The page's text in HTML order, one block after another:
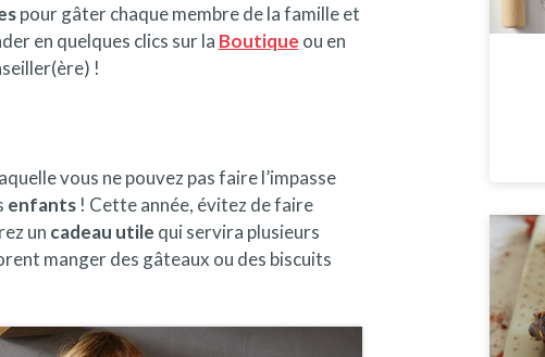
pour gâter chaque membre de la famille et
en quelques clics sur la Boutique ou en
!
vous ne pouvez pas faire l’impasse
enfants! Cette année, évitez de faire
un cadeau utile qui servira plusieurs
manger des gâteaux ou des biscuits